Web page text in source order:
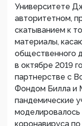
Университете
авторитетном,
скатыванием к
материалы,
общественного
в октябре 2019
партнерстве с
Фондом Билла и
пандемические
моделировалось
коронавируса